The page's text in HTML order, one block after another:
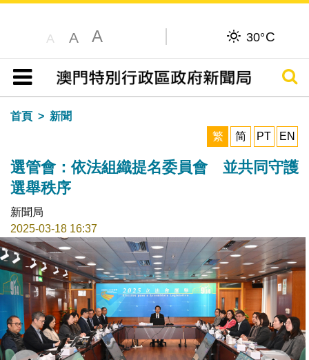
A A A 30°C
目錄
搜尋
首頁
新聞
繁
简 PT EN
選管會：依法組織提名委員會 並共同守護
選舉秩序
新聞局
2025-03-18 16:37